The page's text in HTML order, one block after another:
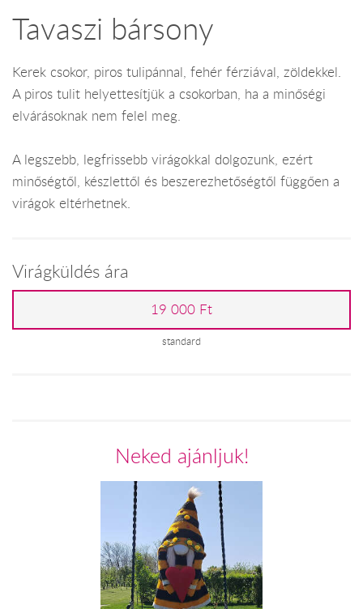
Tavaszi bársony
Kerek csokor, piros tulipánnal, fehér férziával, zöldekkel.
A piros tulit helyettesítjük a csokorban, ha a minőségi
elvárásoknak nem felel meg.
A legszebb, legfrissebb virágokkal dolgozunk, ezért
minőségtől, készlettől és beszerezhetőségtől függően a
virágok eltérhetnek.
Virágküldés ára
19 000 Ft
standard
Neked ajánljuk!